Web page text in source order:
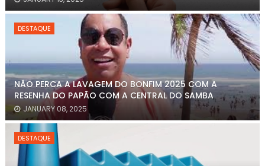
DESTAQUE
NÃO PERCA A LAVAGEM DO BONFIM 2025 COM A
RESENHA DO PAPÃO COM A CENTRAL DO SAMBA
JANUARY 08, 2025
DESTAQUE